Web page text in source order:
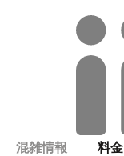
混雑情報 料金